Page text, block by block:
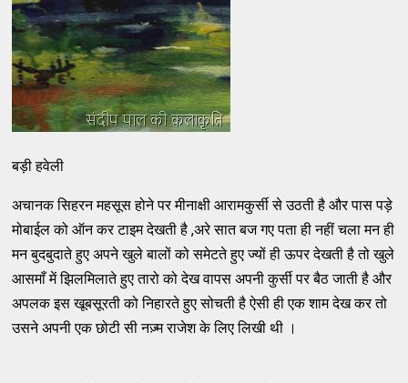
बड़ी हवेली
अचानक सिहरन महसूस होने पर मीनाक्षी आरामकुर्सी से उठती है और पास पड़े
मोबाईल को ऑन कर टाइम देखती है ,अरे सात बज गए पता ही नहीं चला मन ही
मन बुदबुदाते हुए अपने खुले बालों को समेटते हुए ज्यों ही ऊपर देखती है तो खुले
आसमाँ में झिलमिलाते हुए तारो को देख वापस अपनी कुर्सी पर बैठ जाती है और
अपलक इस खूबसूरती को निहारते हुए सोचती है ऐसी ही एक शाम देख कर तो
उसने अपनी एक छोटी सी नज़्म राजेश के लिए लिखी थी ।